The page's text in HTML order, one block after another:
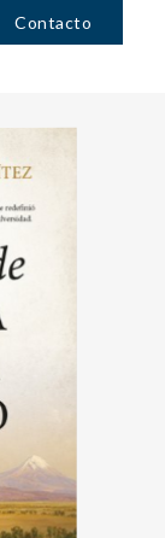
Contacto